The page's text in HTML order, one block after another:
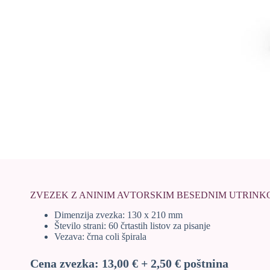
ZVEZEK Z ANINIM AVTORSKIM BESEDNIM
Dimenzija zvezka: 130 x 210 mm
Število strani: 60 črtastih listov za pisanje
Vezava: črna coli špirala
Cena zvezka: 13,00 € + 2,50 € poštnina